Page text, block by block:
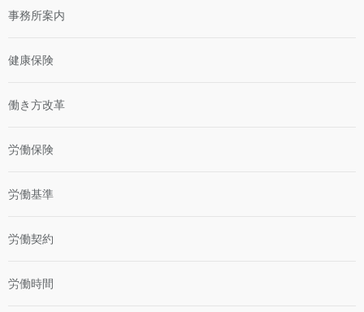
事務所案内
健康保険
働き方改革
労働保険
労働基準
労働契約
労働時間